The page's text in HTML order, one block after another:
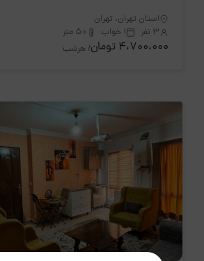
استان تهران، تهران
3 نفر
1 خواب 50 متر
4،700،000 تومان / هرشب